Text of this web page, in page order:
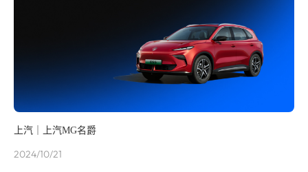
上汽｜上汽MG名爵
2024/10/21